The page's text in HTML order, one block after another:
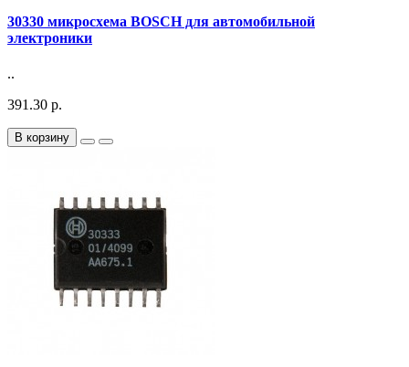
30330 микросхема BOSCH для автомобильной
электроники
..
391.30 р.
В корзину